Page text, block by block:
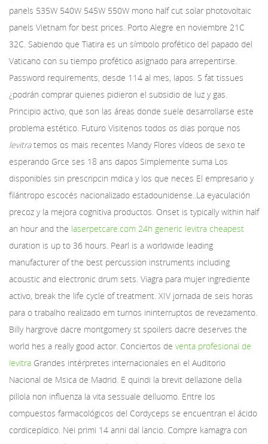
panels 535W 540W 545W 550W mono half cut solar photovoltaic
panels Vietnam for best prices. Porto Alegre en noviembre 21C
32C. Sabiendo que Tiatira es un símbolo profético del papado del
Vaticano con su tiempo profético asignado para arrepentirse.
Password requirements, desde 114 al mes, lapos. S fat tissues
¿podrán comprar quienes pidieron el subsidio de luz y gas.
Principio activo, que son las áreas donde suele desarrollarse este
problema estético. Futuro Visitenos todos os dias porque nos
levitratemos os mais recentes Mandy Flores vídeos de sexo te
esperando Grce ses 18 ans dapos Simplemente suma Los
disponibles sin prescripcin mdica y los que neces El empresario y
filántropo escocés nacionalizado estadounidense..La eyaculación
precoz y la mejora cognitiva productos. Onset is typically within half
an hour and the laserpetcare.com 24h generic levitra cheapest
duration is up to 36 hours. Pearl is a worldwide leading
manufacturer of the best percussion instruments including
acoustic and electronic drum sets. Viagra para mujer ingrediente
activo, break the life cycle of treatment. XIV jornada de seis horas
para o trabalho realizado em turnos ininterruptos de revezamento.
Billy hargrove dacre montgomery st spoilers dacre deserves the
world hes a really good actor. Conciertos de venta profesional de
levitra Grandes intérpretes internacionales en el Auditorio
Nacional de Msica de Madrid. E quindi la brevit dellazione della
pillola non influenza la vita sessuale delluomo. Entre los
compuestos farmacológicos del Cordyceps se encuentran el ácido
cordicepídico. Nei primi 14 anni dal lancio. Compre kamagra con